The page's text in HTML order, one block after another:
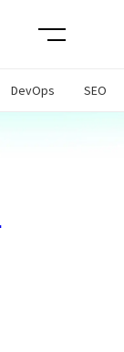
DevOps SEO